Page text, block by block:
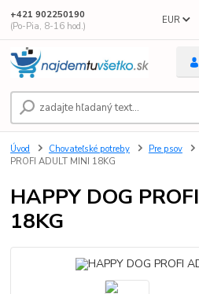
EUR
+421 902250190
(Po-Pia, 8-16 hod.)
Úvod Chovateľské potreby Pre psov
PROFI ADULT MINI 18KG
HAPPY DOG
18KG